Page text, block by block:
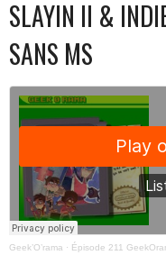
SLAYIN II &
SANS MS
Geek’O’rama · Épisode 211